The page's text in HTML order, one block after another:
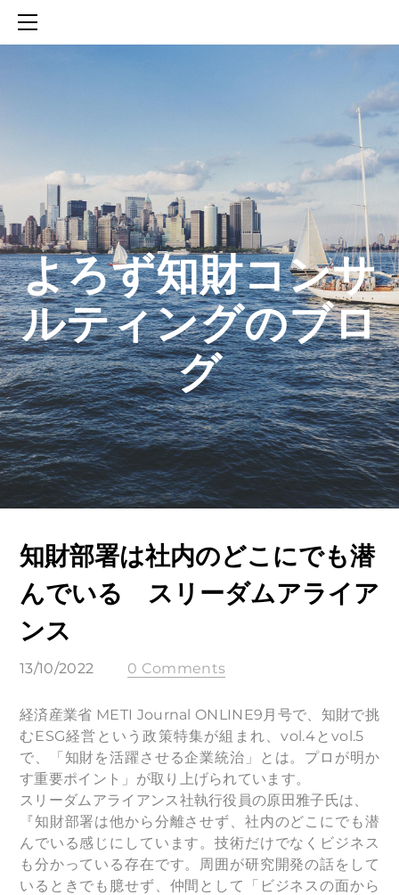
​よろず知財コンサ
ルティングのブロ
グ
知財部署は社内のどこにでも潜
んでいる スリーダムアライア
ンス
13/10/2022 0 Comments
経済産業省 METI Journal ONLINE9月号で、知財で挑
むESG経営という政策特集が組まれ、vol.4とvol.5
で、「知財を活躍させる企業統治」とは。プロが明か
す重要ポイント」が取り上げられています。
​スリーダムアライアンス社執行役員の原田雅子氏は、
『知財部署は他から分離させず、社内のどこにでも潜
んでいる感じにしています。技術だけでなくビジネス
も分かっている存在です。周囲が研究開発の話をして
いるときでも臆せず、仲間として「ビジネスの面から
SERVICES
知財活動のROICへの貢献
生成AIを活用した知財戦略の策定方法
生成AIとの「壁打ち」で、新たな発明を創出する方法